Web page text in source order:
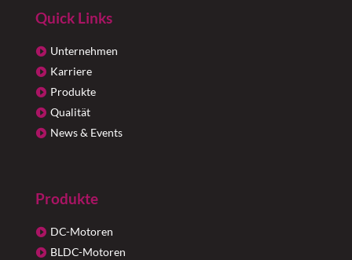
Quick Links
Unternehmen
Karriere
Produkte
Qualität
News & Events
Produkte
DC-Motoren
BLDC-Motoren